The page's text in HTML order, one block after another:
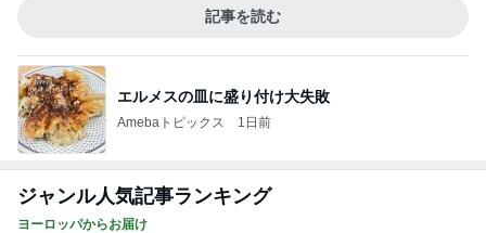
記事を読む
エルメスの皿に盛り付け大失敗
Amebaトピックス 1日前
ジャンル人気記事ランキング
ヨーロッパからお届け